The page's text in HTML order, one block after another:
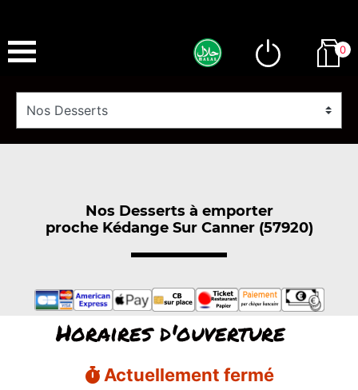
0
Nos Desserts à emporter
proche Kédange Sur Canner (57920)
Horaires d'ouverture
Actuellement fermé